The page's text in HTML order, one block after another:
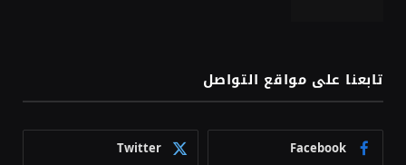
تابعنا على مواقع التواصل
Facebook
Twitter